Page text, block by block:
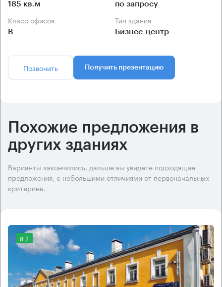
185 кв.м по запросу
Класс офисов
B
Тип здания
Бизнес-центр
Позвонить Получить презентацию
Похожие предложения в
других зданиях
Варианты закончились, дальше вы увидете подходящие
предложения, с небольшими отличиями от первоначальных
критериев.
8.2